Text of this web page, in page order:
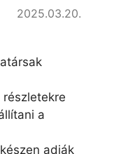
2025.03.20.
a
adják